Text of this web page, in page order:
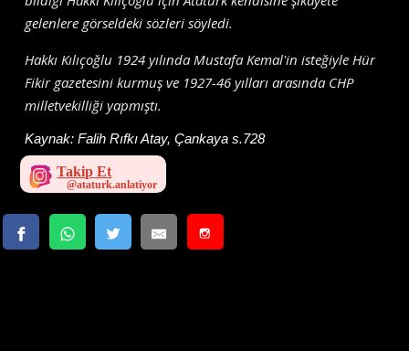
gelenlere görseldeki sözleri söyledi.
Hakkı Kılıçoğlu 1924 yılında Mustafa Kemal'in isteğiyle Hür
Fikir gazetesini kurmuş ve 1927-46 yılları arasında CHP
milletvekilliği yapmıştı.
Kaynak:Falih Rıfkı Atay, Çankaya s.728
Takip Et